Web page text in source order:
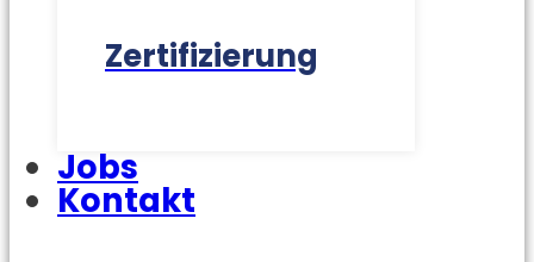
Zertifizierung
Jobs
Kontakt